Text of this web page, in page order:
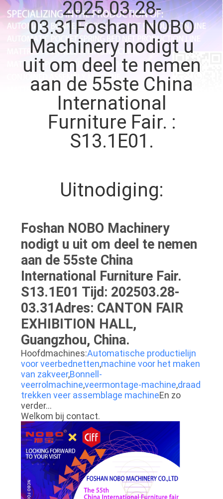
CONTACTEER
ONS
NIEUWS
ALLE
GEVALLEN
PRIVACYBELEID
2025.03.28-
03.31Foshan NOBO
Machinery nodigt u
uit om deel te nemen
aan de 55ste China
International
Furniture Fair. :
S13.1E01.
Uitnodiging:
Foshan NOBO Machinery
nodigt u uit om deel te nemen
aan de 55ste China
International Furniture Fair.
S13.1E01 Tijd: 202503.28-
03.31Adres: CANTON FAIR
EXHIBITION HALL,
Guangzhou, China.
Hoofdmachines:Automatische productielijn
voor veerbednetten,machine voor het maken
van zakveer,Bonnell-
veerrolmachine,veermontage-machine,draad
trekken veer assemblage machineEn zo
verder...
Welkom bij contact.